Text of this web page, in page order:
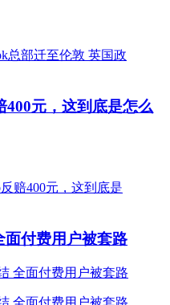
400元，这到底是怎么
面付费用户被套路